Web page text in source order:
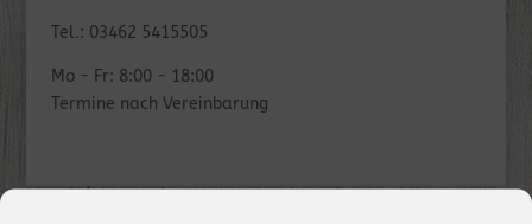
Tel.: 03462 5415505
Mo - Fr: 8:00 - 18:00
Termine nach Vereinbarung